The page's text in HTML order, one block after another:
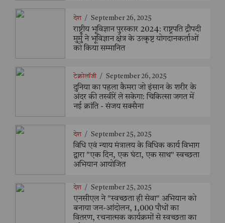
देश / September 26, 2025
राष्ट्रीय भूविज्ञान पुरस्कार 2024: राष्ट्रपति द्रौपदी
मुर्मु ने भूविज्ञान क्षेत्र के उत्कृष्ट योगदानकर्ताओं
को किया सम्मानित
टेक्नोलॉजी / September 26, 2025
दुनिया का पहला कैमरा जो इंसान के शरीर के
अंदर की तस्वीरें ले सकेगा: चिकित्सा जगत में
नई क्रांति - संजय सक्सैना
देश / September 25, 2025
विधि एवं न्याय मंत्रालय के विधिक कार्य विभाग
द्वारा "एक दिन, एक घंटा, एक साथ" स्वच्छता
अभियान आयोजित
देश / September 25, 2025
एनसीएल ने "स्वच्छता ही सेवा" अभियान को
बनाया जन-आंदोलन, 1,000 पौधों का
वितरण, रचनात्मक कार्यक्रमों से स्वच्छता का